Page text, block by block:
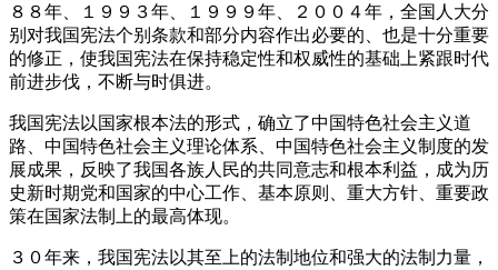
８８年、１９９３年、１９９９年、２００４年，全国人大分
别对我国宪法个别条款和部分内容作出必要的、也是十分重要
的修正，使我国宪法在保持稳定性和权威性的基础上紧跟时代
前进步伐，不断与时俱进。
我国宪法以国家根本法的形式，确立了中国特色社会主义道
路、中国特色社会主义理论体系、中国特色社会主义制度的发
展成果，反映了我国各族人民的共同意志和根本利益，成为历
史新时期党和国家的中心工作、基本原则、重大方针、重要政
策在国家法制上的最高体现。
３０年来，我国宪法以其至上的法制地位和强大的法制力量，